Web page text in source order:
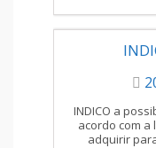
INDICO a
acordo com a
adquirir